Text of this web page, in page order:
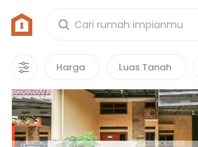
Harga Luas Tanah
Rumah di Depok
1942properti